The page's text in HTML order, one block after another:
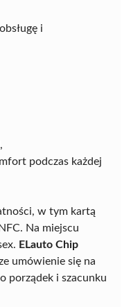
i
podczas każdej
w tym kartą
Na miejscu
ELauto Chip
umówienie się na
porządek i szacunku